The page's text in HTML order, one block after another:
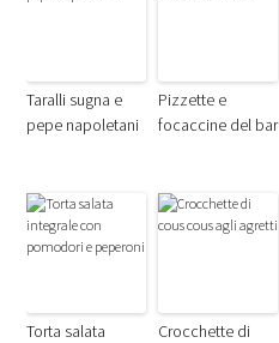
Taralli sugna e
pepe napoletani
Pizzette e
focaccine del bar
Torta salata
Crocchette di